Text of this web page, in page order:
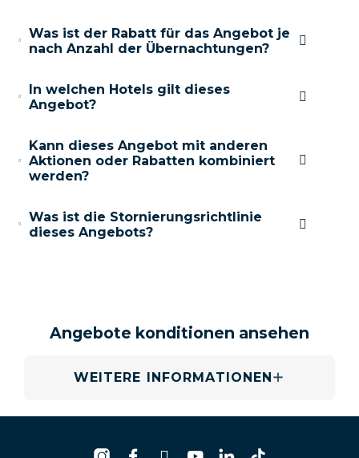
Was ist der Rabatt für das Angebot je
nach Anzahl der Übernachtungen?
In welchen Hotels gilt dieses
Angebot?
Kann dieses Angebot mit anderen
Aktionen oder Rabatten kombiniert
werden?
Was ist die Stornierungsrichtlinie
dieses Angebots?
Angebote konditionen ansehen
WEITERE INFORMATIONEN